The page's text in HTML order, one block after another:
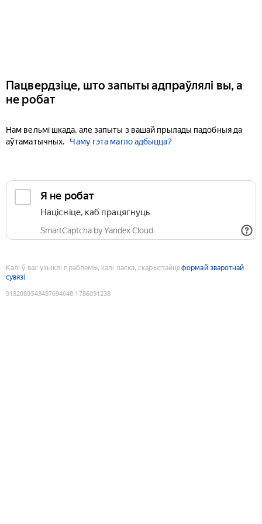
Пацвердзіце, што запыты адпраўлялі вы, а
не робат
Нам вельмі шкада, але запыты з вашай прылады падобныя да
аўтаматычных.
Чаму гэта магло адбыцца?
Я не робат
Націсніце, каб працягнуць
SmartCaptcha by Yandex Cloud
Калі ў вас узніклі праблемы, калі ласка, скарыстайцеформай зваротнай
сувязі
9182089543497694048:1786091238